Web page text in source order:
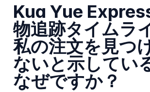
Kua Yue
物追跡タイムラ
私の注文を見つ
ないと示してい
なぜですか？